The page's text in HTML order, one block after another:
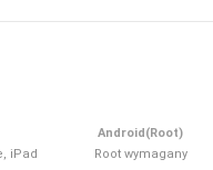
iPad
Android(Root)
Root wymagany